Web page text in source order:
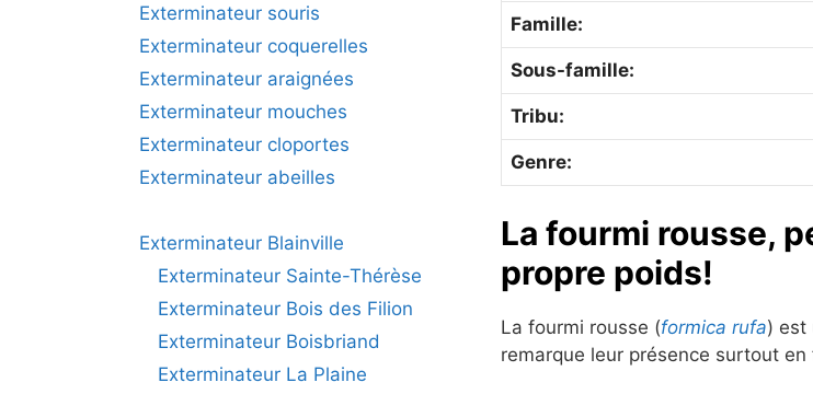
Famille:
Sous-famille:
Tribu:
Genre:
La fourmi rousse,
propre poids!
La fourmi rousse (formica rufa) est
remarque leur présence surtout
Exterminateur souris
Exterminateur coquerelles
Exterminateur araignées
Exterminateur mouches
Exterminateur cloportes
Exterminateur abeilles
Exterminateur Blainville
Exterminateur Sainte-Thérèse
Exterminateur Bois des Filion
Exterminateur Boisbriand
Exterminateur La Plaine